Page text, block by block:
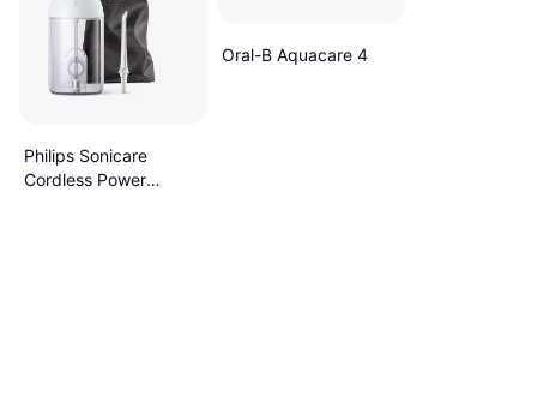
Philips Sonicare
Cordless Power
Oral-B Aquacare 4